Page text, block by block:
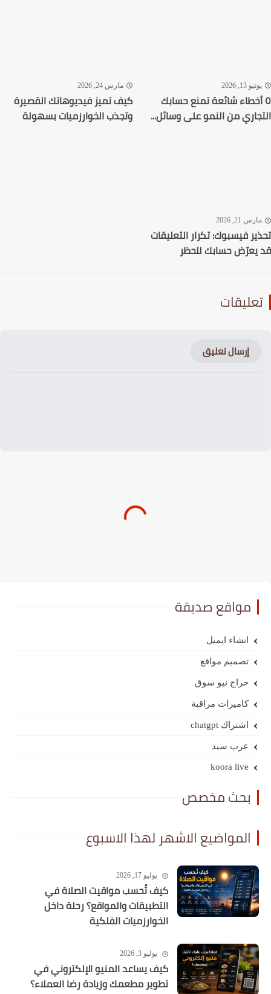
13, 2026
شائعة تمنع حسابك
من النمو على وسائل...
مارس 24, 2026
كيف تميز فيديوهاتك القصيرة
وتجذب الخوارزميات بسهولة
21, 2026
فيسبوك: تكرار التعليقات
حسابك للحظر
إرسال تعليق
مواقع صديقة
انشاء ايميل
تصميم مواقع
حراج نيو سوق
كاميرات مراقبة
اشتراك chatgpt
عرب سيد
koora live
بحث مخصص
المواضيع الاشهر لهذا الاسبوع
يوليو 17, 2026
كيف تُحسب مواقيت الصلاة في
التطبيقات والمواقع؟ رحلة داخل
الخوارزميات الفلكية
يوليو 3, 2026
كيف يساعد المنيو الإلكتروني في
تطوير مطعمك وزيادة رضا العملاء؟